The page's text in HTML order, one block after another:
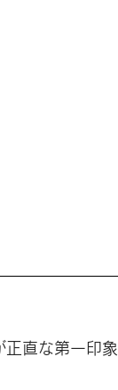
正直な第一印象